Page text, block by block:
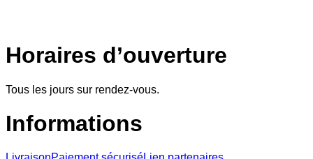
Horaires d’ouverture
Tous les jours sur rendez-vous.
Informations